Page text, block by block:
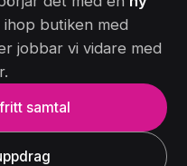
butiken med
jobbar vi vidare med
samtal